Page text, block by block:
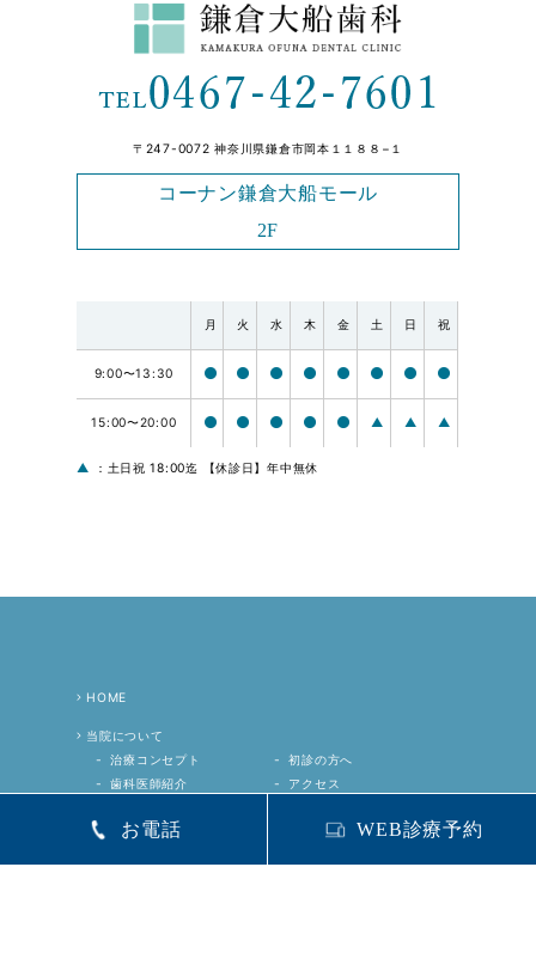
お電話 WEB診療予約
〒247-0072 神奈川県鎌倉市岡本１１８８−１
コーナン鎌倉大船モール
2F
月 火 水 木 金 土 日 祝
9:00〜13:30
15:00〜20:00 ▲ ▲ ▲
▲ ：土日祝 18:00迄 【休診日】年中無休
HOME
当院について
治療コンセプト
歯科医師紹介
当院が選ばれる
初診の方へ
アクセス